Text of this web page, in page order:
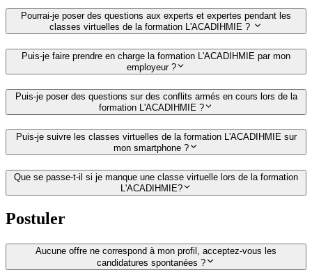
Pourrai-je poser des questions aux experts et expertes pendant les
classes virtuelles de la formation L'ACADIHMIE ?
Puis-je faire prendre en charge la formation L'ACADIHMIE par mon
employeur ?
Puis-je poser des questions sur des conflits armés en cours lors de la
formation L'ACADIHMIE ?
Puis-je suivre les classes virtuelles de la formation L'ACADIHMIE sur
mon smartphone ?
Que se passe-t-il si je manque une classe virtuelle lors de la formation
L'ACADIHMIE?
Postuler
Aucune offre ne correspond à mon profil, acceptez-vous les
candidatures spontanées ?